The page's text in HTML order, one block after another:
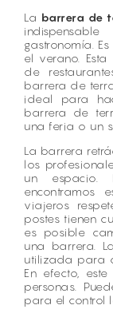
La barrera de
gastronomía.
el verano.
de
barrera de
ideal para
barrera de
una feria o un
La barrera
los
un espacio.
viajeros
postes tienen
es posible
una barrera.
utilizada para
En efecto,
personas.
para el control